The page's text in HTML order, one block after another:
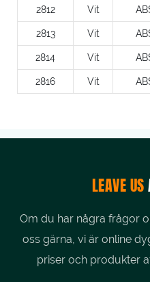
2812 Vit
2813 Vit
2814 Vit
2816 Vit
LEAVE US
Om du har några frågor
oss gärna, vi är online
priser och produkter